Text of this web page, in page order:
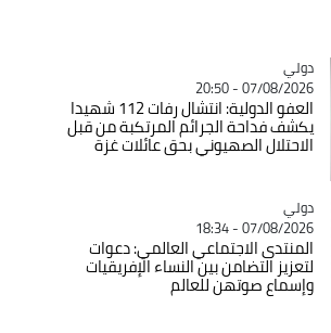
Catégorie
دولي
07/08/2026 - 20:50
العفو الدولية: انتشال رفات 112 شهيدا
يكشف فداحة الجرائم المرتكبة من قبل
الاحتلال الصهيوني بحق عائلات غزة
Catégorie
دولي
07/08/2026 - 18:34
المنتدى الاجتماعي العالمي: دعوات
لتعزيز التضامن بين النساء الإفريقيات
وإسماع صوتهن للعالم